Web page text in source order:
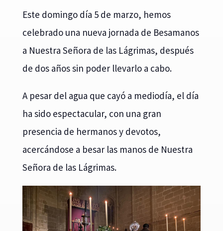
Este domingo día 5 de marzo, hemos
celebrado una nueva jornada de Besamanos
a Nuestra Señora de las Lágrimas, después
de dos años sin poder llevarlo a cabo.
A pesar del agua que cayó a mediodía, el día
ha sido espectacular, con una gran
presencia de hermanos y devotos,
acercándose a besar las manos de Nuestra
Señora de las Lágrimas.